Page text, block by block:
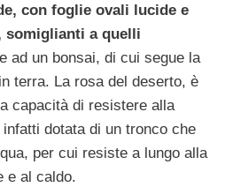
con foglie ovali lucide e
a quelli
ad un bonsai, di cui segue la
terra. La rosa del deserto, è
capacità di resistere alla
dotata di un tronco che
per cui resiste a lungo alla
e al caldo.